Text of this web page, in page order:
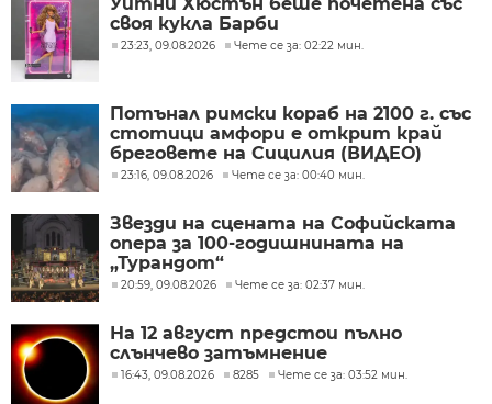
Уитни Хюстън беше почетена със
своя кукла Барби
23:23, 09.08.2026 Чете се за: 02:22 мин.
Потънал римски кораб на 2100 г. със
стотици амфори е открит край
бреговете на Сицилия (ВИДЕО)
23:16, 09.08.2026 Чете се за: 00:40 мин.
Звезди на сцената на Софийската
опера за 100-годишнината на
„Турандот“
20:59, 09.08.2026 Чете се за: 02:37 мин.
На 12 август предстои пълно
слънчево затъмнение
16:43, 09.08.2026 8285 Чете се за: 03:52 мин.